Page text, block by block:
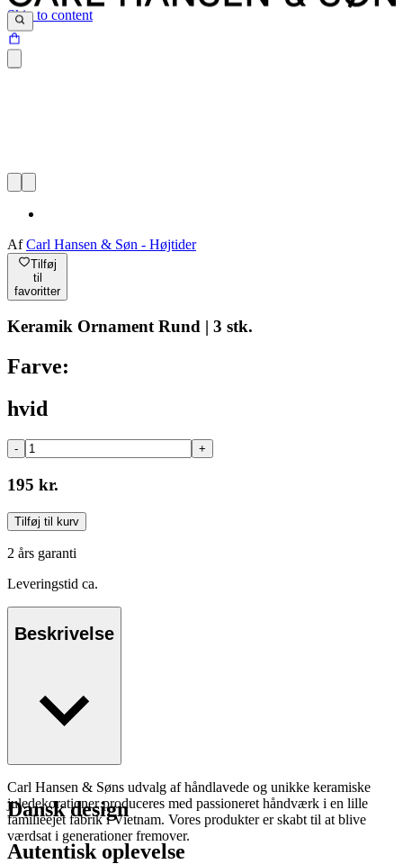
Skip to content
AfCarl Hansen & Søn - Højtider
Tilføj
til
favoritter
Keramik Ornament Rund | 3 stk.
Farve:
hvid
- +
195 kr.
Tilføj til kurv
2 års garanti
Leveringstid ca.
Beskrivelse
Carl Hansen & Søns udvalg af håndlavede og unikke keramiske
juledekorationer produceres med passioneret håndværk i en lille
familieejet fabrik i Vietnam. Vores produkter er skabt til at blive
værdsat i generationer fremover.
Dansk design
Autentisk oplevelse